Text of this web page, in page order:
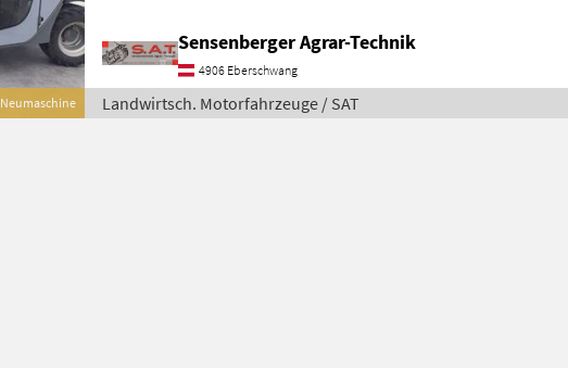
Neumaschine
Sensenberger Agrar-Technik
4906 Eberschwang
Landwirtsch. Motorfahrzeuge / SAT